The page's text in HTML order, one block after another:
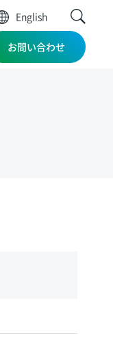
English
お問い合わせ